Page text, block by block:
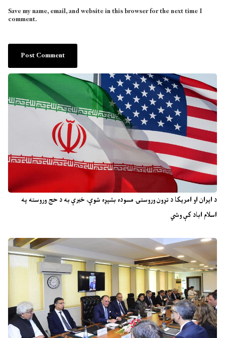
د ایران او امریکا د تړون وروستۍ مسوده بشپړه شوې، خبرې به د حج وروسته په
اسلام اباد کې وشي
Save my name, email, and website in this browser for the next time I
comment.